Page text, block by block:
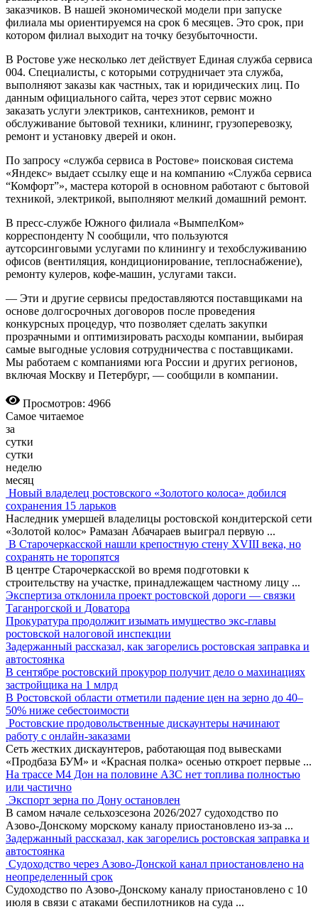
заказчиков. В нашей экономической модели при запуске
филиала мы ориентируемся на срок 6 месяцев. Это срок, при
котором филиал выходит на точку безубыточности.
В Ростове уже несколько лет действует Единая служба сервиса
004. Специалисты, с которыми сотрудничает эта служба,
выполняют заказы как частных, так и юридических лиц. По
данным официального сайта, через этот сервис можно
заказать услуги электриков, сантехников, ремонт и
обслуживание бытовой техники, клининг, грузоперевозку,
ремонт и установку дверей и окон.
По запросу «служба сервиса в Ростове» поисковая система
«Яндекс» выдает ссылку еще и на компанию «Служба сервиса
“Комфорт”», мастера которой в основном работают с бытовой
техникой, электрикой, выполняют мелкий домашний ремонт.
В пресс-службе Южного филиала «ВымпелКом»
корреспонденту N сообщили, что пользуются
аутсорсинговыми услугами по клинингу и техобслуживанию
офисов (вентиляция, кондиционирование, теплоснабжение),
ремонту кулеров, кофе-машин, услугами такси.
— Эти и другие сервисы предоставляются поставщиками на
основе долгосрочных договоров после проведения
конкурсных процедур, что позволяет сделать закупки
прозрачными и оптимизировать расходы компании, выбирая
самые выгодные условия сотрудничества с поставщиками.
Мы работаем с компаниями юга России и других регионов,
включая Москву и Петербург, — сообщили в компании.
Просмотров: 4966
Самое читаемое
за
сутки
сутки
неделю
месяц
Новый владелец ростовского «Золотого колоса» добился
сохранения 15 ларьков
Наследник умершей владелицы ростовской кондитерской сети
«Золотой колос» Рамазан Абачараев выиграл первую ...
В Старочеркасской нашли крепостную стену XVIII века, но
сохранять не торопятся
В центре Старочеркасской во время подготовки к
строительству на участке, принадлежащем частному лицу ...
Экспертиза отклонила проект ростовской дороги — связки
Таганрогской и Доватора
Прокуратура продолжит изымать имущество экс-главы
ростовской налоговой инспекции
Задержанный рассказал, как загорелись ростовская заправка и
автостоянка
В сентябре ростовский прокурор получит дело о махинациях
застройщика на 1 млрд
В Ростовской области отметили падение цен на зерно до 40–
50% ниже себестоимости
Ростовские продовольственные дискаунтеры начинают
работу с онлайн-заказами
Сеть жестких дискаунтеров, работающая под вывесками
«Продбаза БУМ» и «Красная полка» осенью откроет первые ...
На трассе М4 Дон на половине АЗС нет топлива полностью
или частично
Экспорт зерна по Дону остановлен
В самом начале сельхозсезона 2026/2027 судоходство по
Азово-Донскому морскому каналу приостановлено из-за ...
Задержанный рассказал, как загорелись ростовская заправка и
автостоянка
Судоходство через Азово-Донской канал приостановлено на
неопределенный срок
Судоходство по Азово-Донскому каналу приостановлено с 10
июля в связи с атаками беспилотников на суда ...